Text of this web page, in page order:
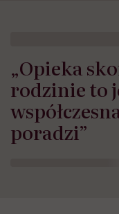
„Opieka
rodzinie to
poradzi”